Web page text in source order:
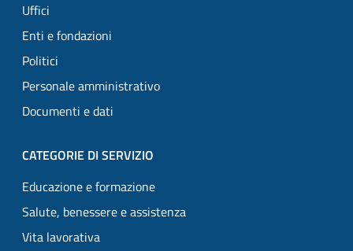
Uffici
Enti e fondazioni
Politici
Personale amministrativo
Documenti e dati
CATEGORIE DI SERVIZIO
Educazione e formazione
Salute, benessere e assistenza
Vita lavorativa